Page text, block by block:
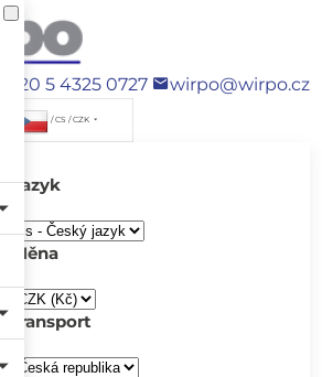
+420 5 4325 0727 wirpo@wirpo.cz
/ CS / CZK
Jazyk
Měna
transport